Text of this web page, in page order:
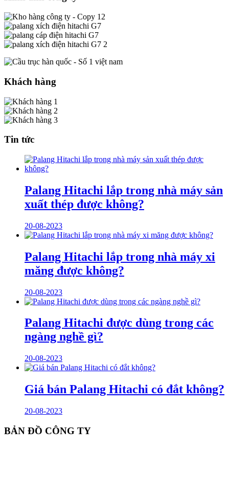
Khách hàng
Tin tức
Palang Hitachi lắp trong nhà máy sản
xuất thép được không?
20-08-2023
Palang Hitachi lắp trong nhà máy xi
măng được không?
20-08-2023
Palang Hitachi được dùng trong các
ngàng nghề gì?
20-08-2023
Giá bán Palang Hitachi có đắt không?
20-08-2023
BẢN ĐỒ CÔNG TY